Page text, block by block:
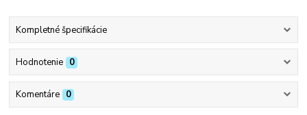
Kompletné špecifikácie
Hodnotenie 0
Komentáre 0